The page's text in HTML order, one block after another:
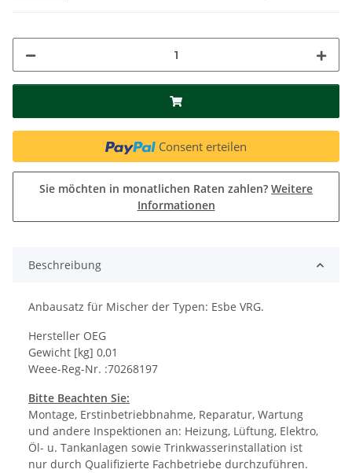
Consent erteilen
Sie möchten in monatlichen Raten zahlen? Weitere
Informationen
Beschreibung
Anbausatz für Mischer der Typen: Esbe VRG.
Hersteller OEG
Gewicht [kg] 0,01
Weee-Reg-Nr. :70268197
Bitte Beachten Sie:
Montage, Erstinbetriebbnahme, Reparatur, Wartung
und andere Inspektionen an: Heizung, Lüftung, Elektro,
Öl- u. Tankanlagen sowie Trinkwasserinstallation ist
nur durch Qualifizierte Fachbetriebe durchzuführen.